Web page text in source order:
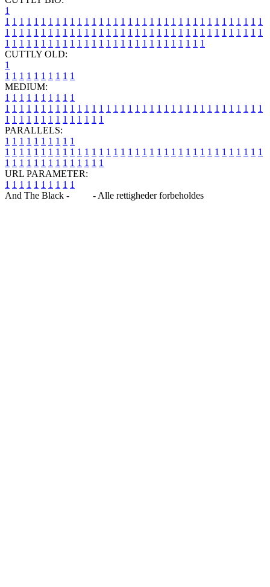
1
1 1 1 1 1 1 1 1 1 1 1 1 1 1 1 1 1 1 1 1 1 1 1 1 1 1 1 1 1 1 1 1 1 1 1 1
1 1 1 1 1 1 1 1 1 1 1 1 1 1 1 1 1 1 1 1 1 1 1 1 1 1 1 1 1 1 1 1 1 1 1 1
1 1 1 1 1 1 1 1 1 1 1 1 1 1 1 1 1 1 1 1 1 1 1 1 1 1 1 1
CUTTLY OLD:
1
1 1 1 1 1 1 1 1 1 1
MEDIUM:
1 1 1 1 1 1 1 1 1 1
1 1 1 1 1 1 1 1 1 1 1 1 1 1 1 1 1 1 1 1 1 1 1 1 1 1 1 1 1 1 1 1 1 1 1 1
1 1 1 1 1 1 1 1 1 1 1 1 1 1
PARALLELS:
1 1 1 1 1 1 1 1 1 1
1 1 1 1 1 1 1 1 1 1 1 1 1 1 1 1 1 1 1 1 1 1 1 1 1 1 1 1 1 1 1 1 1 1 1 1
1 1 1 1 1 1 1 1 1 1 1 1 1 1
URL PARAMETER:
1 1 1 1 1 1 1 1 1 1
And The Black -
- Alle rettigheder forbeholdes